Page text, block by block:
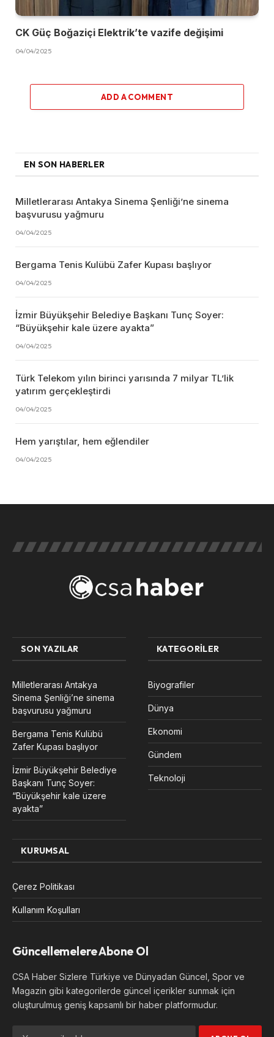
CK Güç Boğaziçi Elektrik’te vazife değişimi
04/04/2025
ADD A COMMENT
EN SON HABERLER
Milletlerarası Antakya Sinema Şenliği’ne sinema
başvurusu yağmuru
04/04/2025
Bergama Tenis Kulübü Zafer Kupası başlıyor
04/04/2025
İzmir Büyükşehir Belediye Başkanı Tunç Soyer:
“Büyükşehir kale üzere ayakta”
04/04/2025
Türk Telekom yılın birinci yarısında 7 milyar TL’lik
yatırım gerçekleştirdi
04/04/2025
Hem yarıştılar, hem eğlendiler
04/04/2025
SON YAZILAR
Milletlerarası Antakya
Sinema Şenliği’ne sinema
başvurusu yağmuru
Bergama Tenis Kulübü
Zafer Kupası başlıyor
İzmir Büyükşehir Belediye
Başkanı Tunç Soyer:
“Büyükşehir kale üzere
ayakta”
KATEGORILER
Biyografiler
Dünya
Ekonomi
Gündem
Teknoloji
KURUMSAL
Çerez Politikası
Kullanım Koşulları
Güncellemelere Abone Ol
CSA Haber Sizlere Türkiye ve Dünyadan Güncel, Spor ve
Magazin gibi kategorilerde güncel içerikler sunmak için
oluşturulmuş geniş kapsamlı bir haber platformudur.